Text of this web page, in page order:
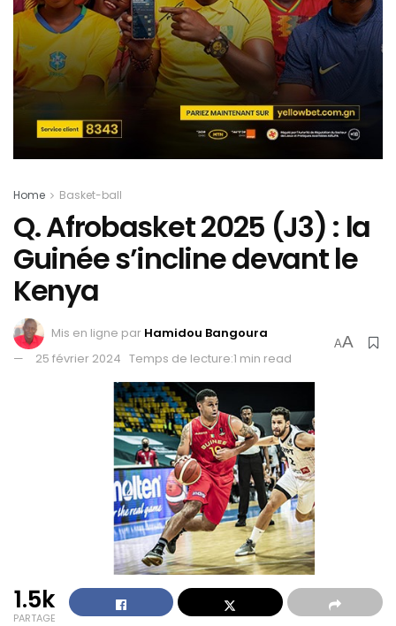
Home Basket-ball
Q. Afrobasket 2025 (J3) : la
Guinée s’incline devant le
Kenya
Mis en ligne par Hamidou Bangoura
25 février 2024 Temps de lecture:1 min read
AA
1.5k
PARTAGE